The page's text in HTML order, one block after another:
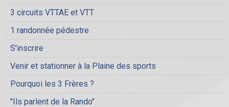
3 circuits VTTAE et VTT
1 randonnée pédestre
S'inscrire
Venir et stationner à la Plaine des sports
Pourquoi les 3 Frères ?
"Ils parlent de la Rando"